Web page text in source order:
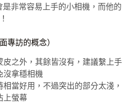
是非常容易上手的小相機，而他的
專訪的概念）
皮之外，其餘皆沒有，建議繫上手
沒拿穩相機
當好用，不過突出的部分太淺，
上螢幕